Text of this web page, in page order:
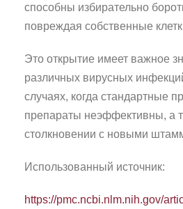
способны избирательно
повреждая собственные
Это открытие имеет важное
различных вирусных
случаях, когда стандартные
препараты неэффективны, а
столкновении с новыми
Использованный источник:
https://pmc.ncbi.nlm.nih.gov/